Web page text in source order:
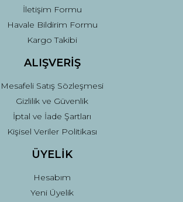
Gönder
İletişim Formu
Havale Bildirim Formu
Kargo Takibi
ALIŞVERİŞ
Mesafeli Satış Sözleşmesi
Gizlilik ve Güvenlik
İptal ve İade Şartları
Kişisel Veriler Politikası
ÜYELİK
Hesabım
Yeni Üyelik